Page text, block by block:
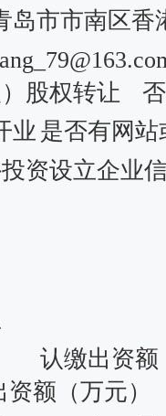
岛市市南区香
股权转让
否
业 是否有网站
资设立企业
认缴出资额
额（万元）